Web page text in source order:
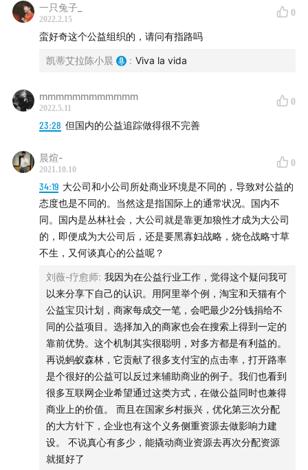
21:14 在公益机构工作的内容是什么
与时俱进的中国公益
34:00
43:10 公益面临的挑战
虚荣心作祟？
57:46 虚荣心是一种工具？
01:01:00 虚荣心与成长经历
01:07:25成长的道路就是充满了奋斗与挣扎
博物馆：
弗里达·卡罗 —— 蓝色房子，位于墨西哥城科约坎区
梵高——梵高博物馆，位于荷兰阿姆斯特丹博物馆广场
互动：
欢迎大家在评论区留下自己的看法和感受，也欢迎大家发
邮件到2030ershisanshi@gmail.com和我们互动。
一只兔子_
2022.2.15
0
蛮好奇这个公益组织的，请问有指路吗
凯蒂艾拉陈小晨 : Viva la vida
mmmmmmmmmmmm
2022.5.11
0
23:28 但国内的公益追踪做得很不完善
晨煊-
2021.10.10
0
34:19 大公司和小公司所处商业环境是不同的，导致对公益的
态度也是不同的。当然这是指国际上的通常状况。国内不
同。国内是丛林社会，大公司就是靠更加狼性才成为大公司
的，即便成为大公司后，还是要黑寡妇战略，烧仓战略寸草
不生，又何谈真心的公益呢？
刘薇-疗愈师: 我因为在公益行业工作，觉得这个疑问我可
以来分享下自己的认识。用阿里举个例，淘宝和天猫有个
公益宝贝计划，商家每成交一笔，会吧最少2分钱捐给不
同的公益项目。选择加入的商家也会在搜索上得到一定的
靠前优势。这个机制其实很聪明，对多方都是有利益的。
再说蚂蚁森林，它贡献了很多支付宝的点击率，打开路率
是个很好的公益可以反过来辅助商业的例子。我们也看到
很多互联网企业希望通过这类方式，在做公益同时也兼得
商业上的价值。 而且在国家乡村振兴，优化第三次分配
的大方针下，企业也有这个义务侧重资源去做影响力建
设。 不说真心有多少，能撬动商业资源去再次分配资源
就挺好了